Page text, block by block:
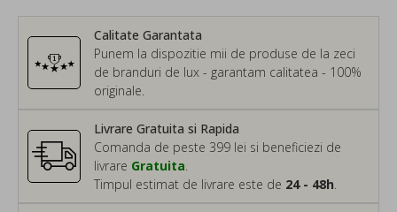
Calitate Garantata
Punem la dispozitie mii de produse de la zeci
de branduri de lux - garantam calitatea - 100%
originale.
Livrare Gratuita si Rapida
Comanda de peste 399 lei si beneficiezi de
livrare Gratuita
Timpul estimat de livrare este de 24 - 48h